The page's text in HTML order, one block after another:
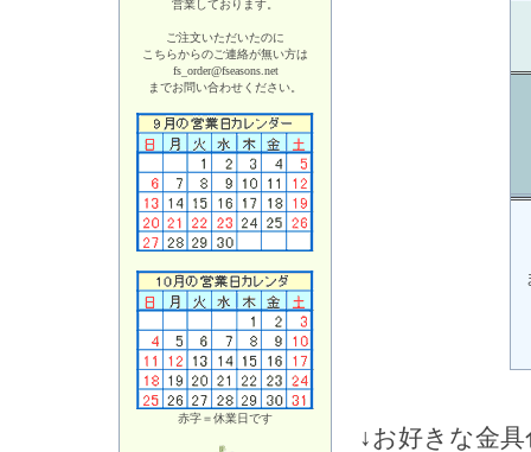
営業しております。
ご注文いただいたのに
こちらからのご連絡が無い方は
fs_order@fseasons.net
までお問い合わせください。
赤字＝休業日です
↓お好きな金